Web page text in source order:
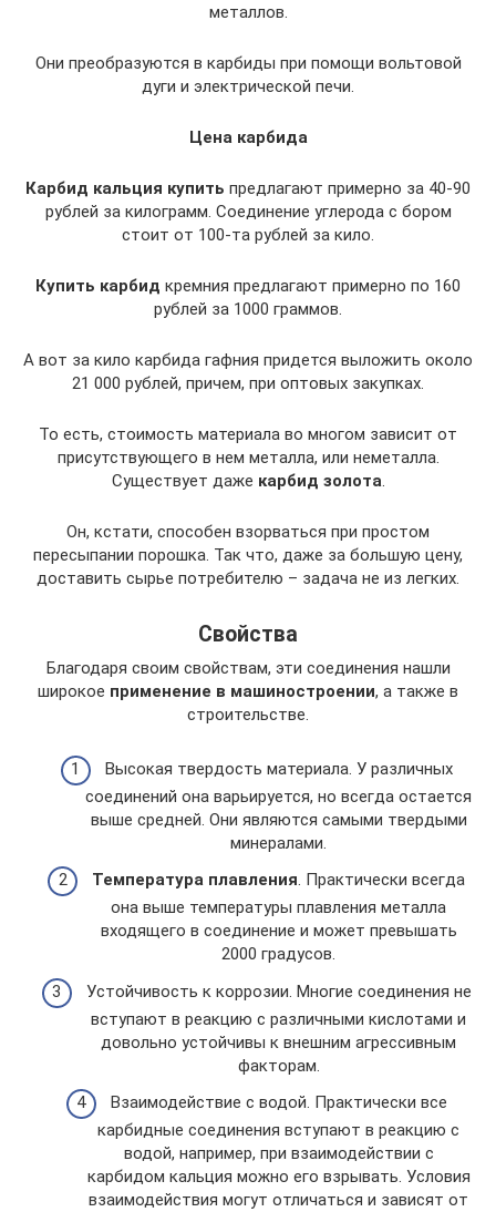
металлов.
Они преобразуются в карбиды при помощи вольтовой
дуги и электрической печи.
Цена карбида
Карбид кальция купить предлагают примерно за 40-90
рублей за килограмм. Соединение углерода с бором
стоит от 100-та рублей за кило.
Купить карбид кремния предлагают примерно по 160
рублей за 1000 граммов.
А вот за кило карбида гафния придется выложить около
21 000 рублей, причем, при оптовых закупках.
То есть, стоимость материала во многом зависит от
присутствующего в нем металла, или неметалла.
Существует даже карбид золота.
Он, кстати, способен взорваться при простом
пересыпании порошка. Так что, даже за большую цену,
доставить сырье потребителю – задача не из легких.
Свойства
Благодаря своим свойствам, эти соединения нашли
широкое применение в машиностроении, а также в
строительстве.
Высокая твердость материала. У различных
соединений она варьируется, но всегда остается
выше средней. Они являются самыми твердыми
минералами.
Температура плавления. Практически всегда
она выше температуры плавления металла
входящего в соединение и может превышать
2000 градусов.
Устойчивость к коррозии. Многие соединения не
вступают в реакцию с различными кислотами и
довольно устойчивы к внешним агрессивным
факторам.
Взаимодействие с водой. Практически все
карбидные соединения вступают в реакцию с
водой, например, при взаимодействии с
карбидом кальция можно его взрывать. Условия
взаимодействия могут отличаться и зависят от